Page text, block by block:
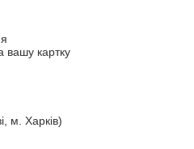
вашу картку
м. Харків)